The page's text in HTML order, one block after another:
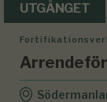
UTGÅNGET